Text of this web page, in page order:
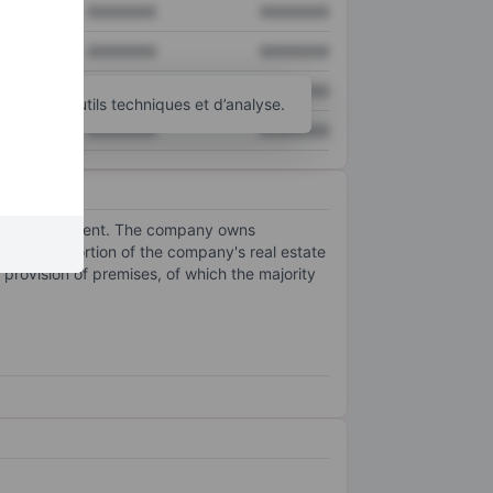
XXXXXXX XXXXXXX
d’autres outils techniques et d’analyse.
segment. The company owns
A proportion of the company's real estate
of premises, of which the majority